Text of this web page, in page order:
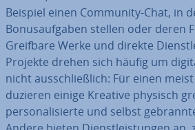
Beispiel einen Community-Chat, in
Bo­nus­auf­ga­ben stellen oder deren
Greifbare Werke und direkte
Projekte drehen sich häufig um
nicht aus­schließ­lich: Für einen
du­zie­ren einige Kreative physisch
per­so­na­li­sier­te und selbst